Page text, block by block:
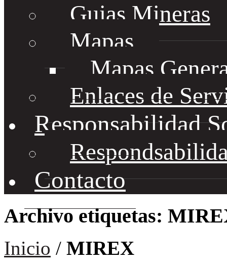
Guias Mineras
Mapas
Mapas
Enlaces de
Responsabilidad
Contacto
Archivo etiquetas:
Inicio / MIREX